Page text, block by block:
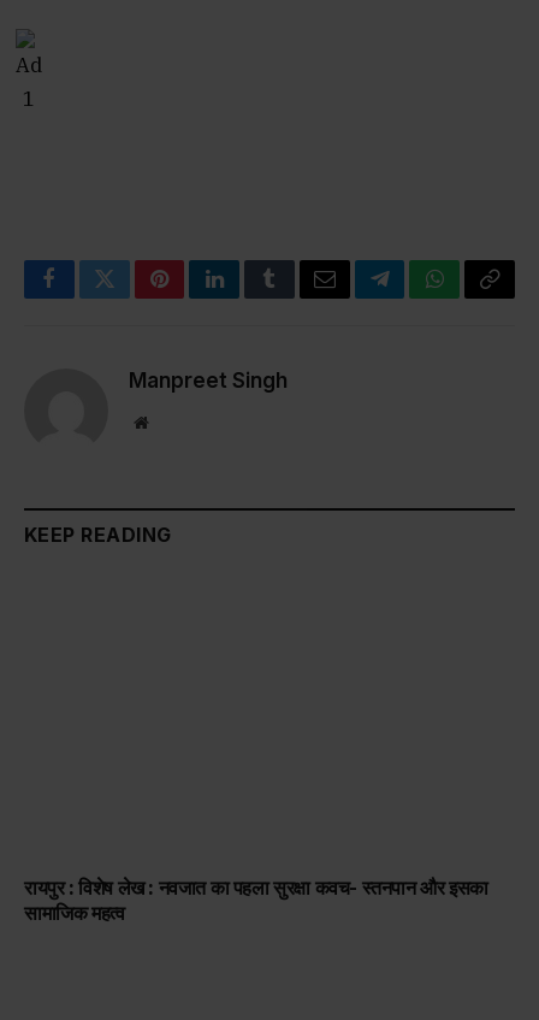
FacebookTwitterPinterestLinkedInTumblrEmailTelegramWhatsApp
Copy
Manpreet Singh
Website
KEEP READING
रायपुर : विशेष लेख : नवजात का पहला सुरक्षा कवच- स्तनपान और इसका
सामाजिक महत्व